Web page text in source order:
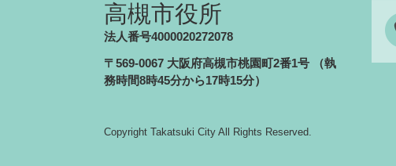
高槻市役所
法人番号4000020272078
〒569-0067 大阪府高槻市桃園町2番1号
（執
務時間8時45分から17時15分）
Copyright Takatsuki City All Rights Reserved.